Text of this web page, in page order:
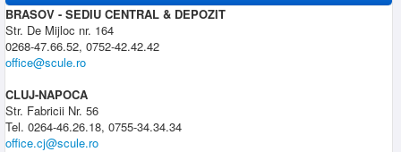
BRASOV - SEDIU CENTRAL & DEPOZIT
Str. De Mijloc nr. 164
0268-47.66.52, 0752-42.42.42
office@scule.ro
CLUJ-NAPOCA
Str. Fabricii Nr. 56
Tel. 0264-46.26.18, 0755-34.34.34
office.cj@scule.ro